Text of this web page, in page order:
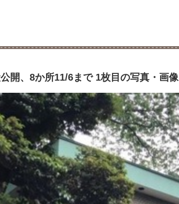
開、8か所11/6まで 1枚目の写真・画像